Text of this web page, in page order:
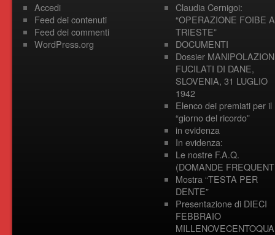
Accedi
Feed dei contenuti
Feed dei commenti
WordPress.org
Claudia Cernigoi:
“OPERAZIONE FOIBE A
TRIESTE”
DOCUMENTI
Dossier
FUCILATI DI DANE,
SLOVENIA, 31 LUGLIO
1942
Elenco dei premiati per il
“giorno del ricordo”
in evidenza
In evidenza:
Le nostre F.A.Q.
(DOMANDE
Mostra “TESTA PER
DENTE”
Presentazione di DIECI
FEBBRAIO